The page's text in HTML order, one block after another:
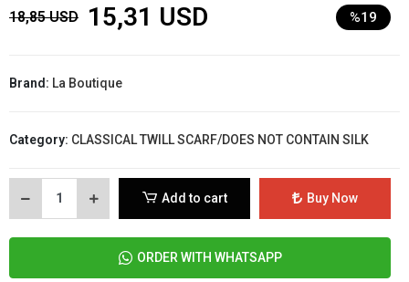
18,85 USD 15,31 USD %19
Brand: La Boutique
Category: CLASSICAL TWILL SCARF/DOES NOT CONTAIN SILK
Add to cart Buy Now
ORDER WITH WHATSAPP